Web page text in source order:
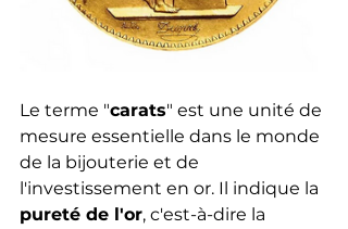
Le terme "carats" est une unité de
mesure essentielle dans le monde
de la bijouterie et de
l'investissement en or. Il indique la
pureté de l'or, c'est-à-dire la